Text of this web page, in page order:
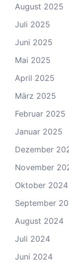
August 2025
Juli 2025
Juni 2025
Mai 2025
April 2025
März 2025
Februar 2025
Januar 2025
Dezember
November
Oktober 2024
September
August 2024
Juli 2024
Juni 2024